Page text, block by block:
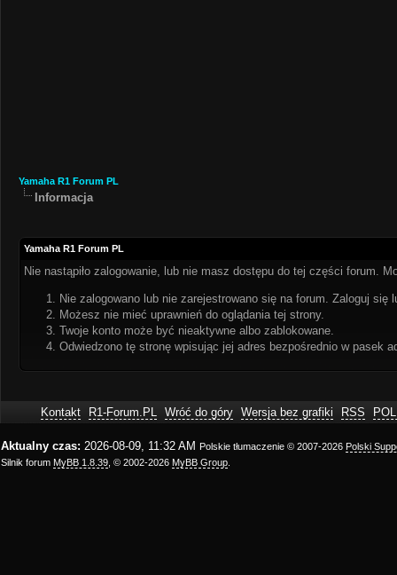
Yamaha R1 Forum PL
Informacja
Yamaha R1 Forum PL
Nie nastąpiło zalogowanie, lub nie masz dostępu do tej części forum.
Nie zalogowano lub nie zarejestrowano się na forum. Zaloguj się
Możesz nie mieć uprawnień do oglądania tej strony.
Twoje konto może być nieaktywne albo zablokowane.
Odwiedzono tę stronę wpisując jej adres bezpośrednio w pasek
Kontakt R1-Forum.PL Wróć do góry Wersja bez grafiki RSS
Aktualny czas: 2026-08-09, 11:32 AM Polskie tłumaczenie © 2007-2026 Polski
Silnik forum MyBB 1.8.39 , © 2002-2026 MyBB Group